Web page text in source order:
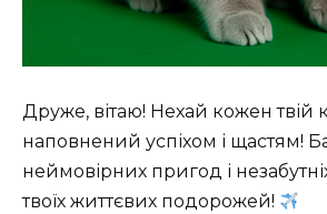
Друже, вітаю! Нехай кожен твій
наповнений успіхом і щастям!
неймовірних пригод і
твоїх життєвих подорожей!